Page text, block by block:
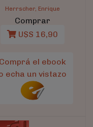
Herrscher, Enrique
Comprar
U$S 16,90
Comprá el ebook
echa un vistazo